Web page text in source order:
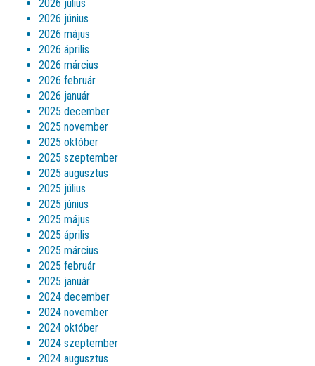
2026 július
2026 június
2026 május
2026 április
2026 március
2026 február
2026 január
2025 december
2025 november
2025 október
2025 szeptember
2025 augusztus
2025 július
2025 június
2025 május
2025 április
2025 március
2025 február
2025 január
2024 december
2024 november
2024 október
2024 szeptember
2024 augusztus